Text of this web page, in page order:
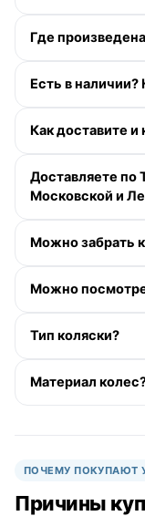
Где
Есть в наличии?
Как доставите и
Доставляете по
Московской и
Можно забрать
Можно
Тип коляски?
Материал
ПОЧЕМУ ПОКУПАЮТ
Причины